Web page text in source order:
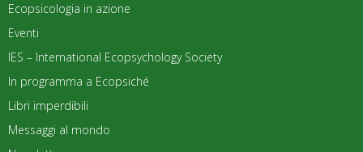
Ecopsicologia in azione
Eventi
IES – International Ecopsychology Society
In programma a Ecopsiché
Libri imperdibili
Messaggi al mondo